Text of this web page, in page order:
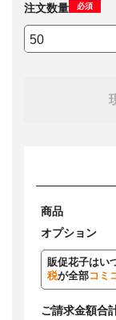
注文数量 必須
商品
オプション
販促花子はい
税が全部コミ
ご請求金額合